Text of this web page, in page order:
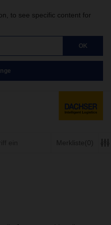
to see specific content for
OK
Merkliste(0)